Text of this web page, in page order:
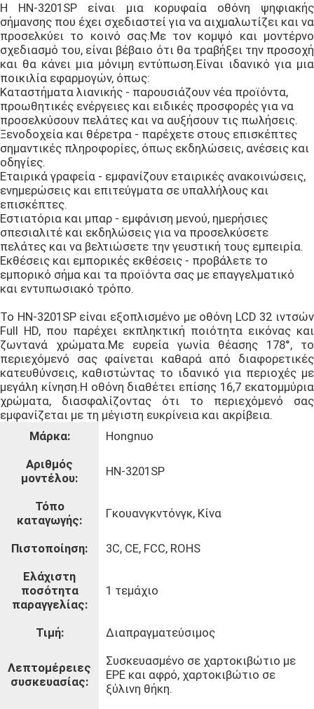
Αφήστε ένα μήνυμα
We bellen je snel terug!
Η HN-3201SP είναι μια κορυφαία οθόνη ψηφιακής
σήμανσης που έχει σχεδιαστεί για να αιχμαλωτίζει και να
προσελκύει το κοινό σας.Με τον κομψό και μοντέρνο
σχεδιασμό του, είναι βέβαιο ότι θα τραβήξει την προσοχή
και θα κάνει μια μόνιμη εντύπωση.Είναι ιδανικό για μια
ποικιλία εφαρμογών, όπως:
Καταστήματα λιανικής - παρουσιάζουν νέα προϊόντα,
προωθητικές ενέργειες και ειδικές προσφορές για να
προσελκύσουν πελάτες και να αυξήσουν τις πωλήσεις.
Ξενοδοχεία και θέρετρα - παρέχετε στους επισκέπτες
σημαντικές πληροφορίες, όπως εκδηλώσεις, ανέσεις και
οδηγίες.
Εταιρικά γραφεία - εμφανίζουν εταιρικές ανακοινώσεις,
ενημερώσεις και επιτεύγματα σε υπαλλήλους και
επισκέπτες.
Εστιατόρια και μπαρ - εμφάνιση μενού, ημερήσιες
σπεσιαλιτέ και εκδηλώσεις για να προσελκύσετε
πελάτες και να βελτιώσετε την γευστική τους εμπειρία.
Εκθέσεις και εμπορικές εκθέσεις - προβάλετε το
εμπορικό σήμα και τα προϊόντα σας με επαγγελματικό
και εντυπωσιακό τρόπο.
Το HN-3201SP είναι εξοπλισμένο με οθόνη LCD 32 ιντσών
Full HD, που παρέχει εκπληκτική ποιότητα εικόνας και
ζωντανά χρώματα.Με ευρεία γωνία θέασης 178°, το
περιεχόμενό σας φαίνεται καθαρά από διαφορετικές
κατευθύνσεις, καθιστώντας το ιδανικό για περιοχές με
μεγάλη κίνηση.Η οθόνη διαθέτει επίσης 16,7 εκατομμύρια
χρώματα, διασφαλίζοντας ότι το περιεχόμενό σας
εμφανίζεται με τη μέγιστη ευκρίνεια και ακρίβεια.
Μάρκα:
Hongnuo
Αριθμός
μοντέλου:
HN-3201SP
Τόπο
καταγωγής:
Γκουανγκντόνγκ, Κίνα
Πιστοποίηση:
3C, CE, FCC, ROHS
Ελάχιστη
ποσότητα
παραγγελίας:
1 τεμάχιο
Τιμή: Διαπραγματεύσιμος
Λεπτομέρειες
συσκευασίας:
Συσκευασμένο σε χαρτοκιβώτιο με
EPE και αφρό, χαρτοκιβώτιο σε
ξύλινη θήκη.